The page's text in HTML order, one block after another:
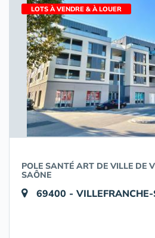
LOTS À VENDRE & À LOUER
POLE SANTÉ ART DE VILLE DE
SAÔNE
69400 -